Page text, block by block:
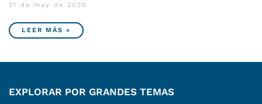
21 de may de 2026
LEER MÁS »
EXPLORAR POR GRANDES TEMAS